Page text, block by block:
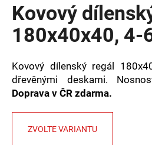
Kovový
180x40x40, 4-
Kovový dílenský regál
dřevěnými deskami.
Doprava v ČR zdarma.
ZVOLTE VARIANTU
o
r
u
č
u
j
e
m
e